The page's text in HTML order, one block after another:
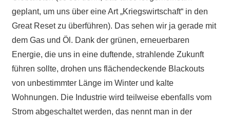
geplant, um uns über eine Art „Kriegswirtschaft“ in den
Great Reset zu überführen). Das sehen wir ja gerade mit
dem Gas und Öl. Dank der grünen, erneuerbaren
Energie, die uns in eine duftende, strahlende Zukunft
führen sollte, drohen uns flächendeckende Blackouts
von unbestimmter Länge im Winter und kalte
Wohnungen. Die Industrie wird teilweise ebenfalls vom
Strom abgeschaltet werden, das nennt man in der